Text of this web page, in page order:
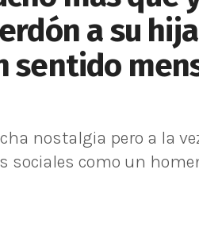
a su
sentido
nostalgia pero a la
sociales como un